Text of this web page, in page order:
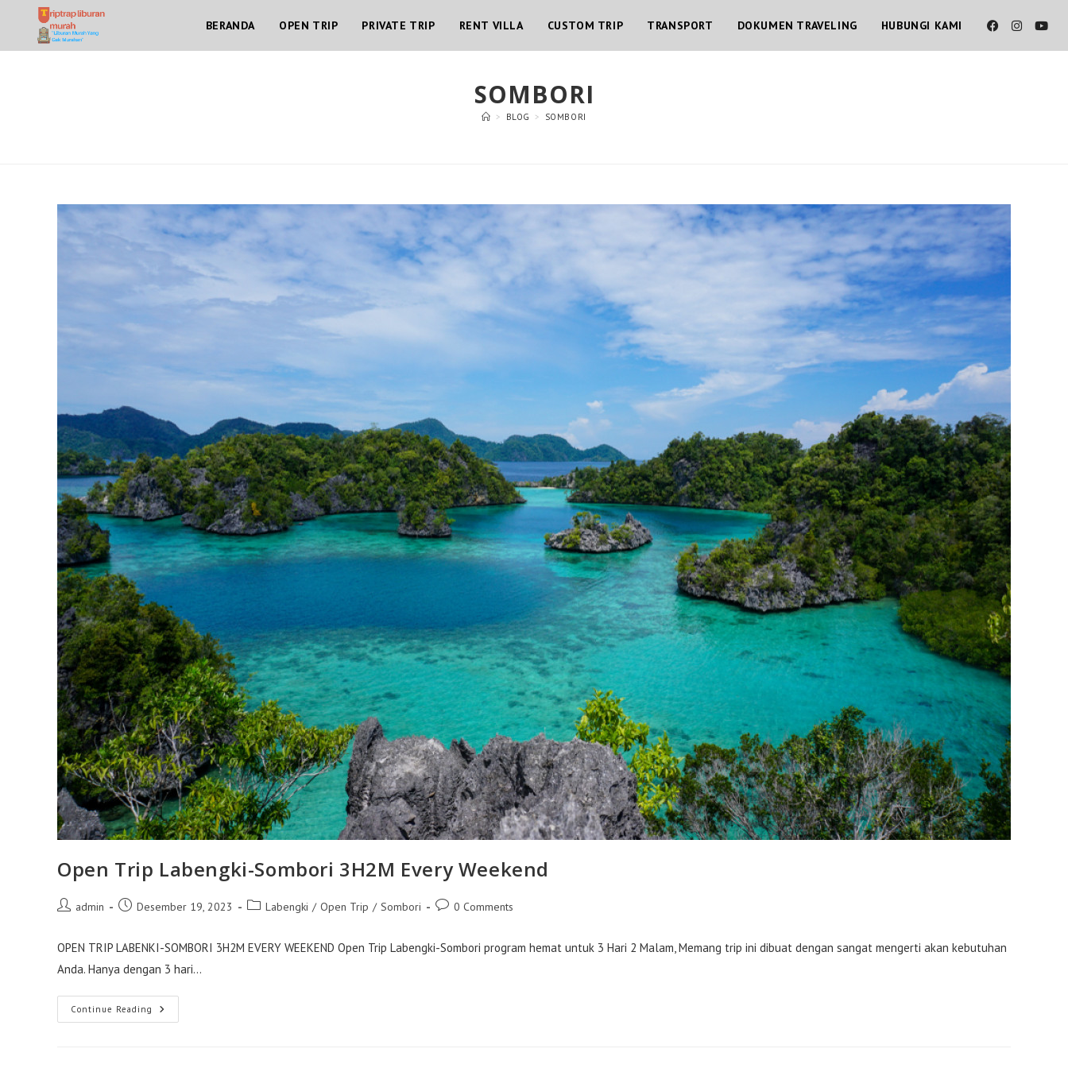
content
BERANDA OPEN TRIP PRIVATE TRIP RENT VILLA CUSTOM TRIP TRANSPORT DOKUMEN TRAVELING HUBUNGI KAMI
SOMBORI
> BLOG > SOMBORI
Open Trip Labengki-Sombori 3H2M Every Weekend
Post admin
PostDesember 19, 2023
PostLabengki / Open Trip / Sombori
Post0 Comments
OPEN TRIP LABENKI-SOMBORI 3H2M EVERY WEEKEND Open Trip Labengki-Sombori program hemat untuk 3 Hari 2 Malam, Memang trip ini dibuat dengan sangat mengerti akan kebutuhan
Anda. Hanya dengan 3 hari…
Continue Reading Open
Trip